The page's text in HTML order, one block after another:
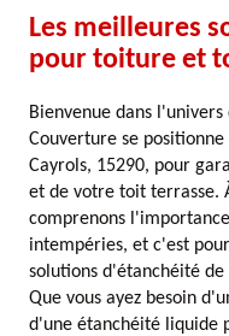
Les meilleures
pour toiture et
Bienvenue dans
Couverture se
Cayrols, 15290, pour
et de votre toit terrasse.
comprenons
intempéries, et c'est
solutions d'étanchéité
Que vous ayez besoin
d'une étanchéité liquide